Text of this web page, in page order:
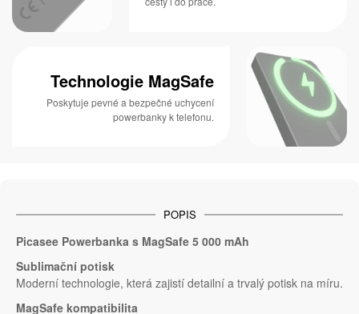
Technologie MagSafe
Poskytuje pevné a bezpečné uchycení
powerbanky k telefonu.
POPIS
Picasee Powerbanka s MagSafe 5 000 mAh
Sublimační potisk
Moderní technologie, která zajistí detailní a trvalý potisk na míru.
MagSafe kompatibilita